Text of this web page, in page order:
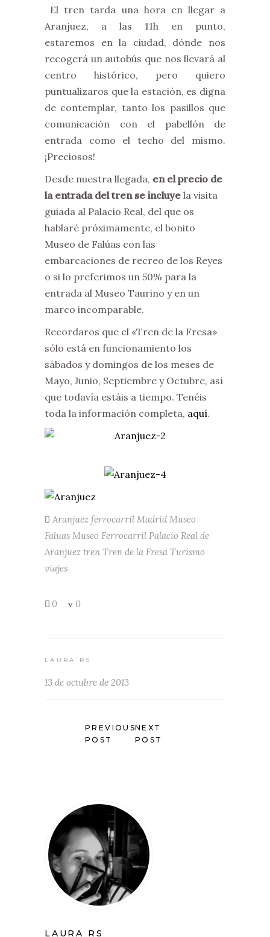
El tren tarda una hora en llegar a
Aranjuez, a las 11h en punto,
estaremos en la ciudad, dónde nos
recogerá un autobús que nos llevará al
centro histórico, pero quiero
puntualizaros que la estación, es digna
de contemplar, tanto los pasillos que
comunicación con el pabellón de
entrada como el techo del mismo.
¡Preciosos!
Desde nuestra llegada, en el precio de
la entrada del tren se incluye la visita
guiada al Palacio Real, del que os
hablaré próximamente, el bonito
Museo de Falúas con las
embarcaciones de recreo de los Reyes
o si lo preferimos un 50% para la
entrada al Museo Taurino y en un
marco incomparable.
Recordaros que el «Tren de la Fresa»
sólo está en funcionamiento los
sábados y domingos de los meses de
Mayo, Junio, Septiembre y Octubre, así
que todavía estáis a tiempo. Tenéis
toda la información completa, aquí.
Aranjuez ferrocarril Madrid Museo
Faluas Museo Ferrocarril Palacio Real de
Aranjuez tren Tren de la Fresa Turismo
viajes
0 0
LAURA RS
13 de octubre de 2013
PREVIOUS
POST
NEXT
POST
LAURA RS